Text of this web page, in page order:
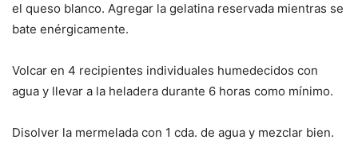
el queso blanco. Agregar la gelatina reservada mientras se
bate enérgicamente.
Volcar en 4 recipientes individuales humedecidos con
agua y llevar a la heladera durante 6 horas como mínimo.
Disolver la mermelada con 1 cda. de agua y mezclar bien.